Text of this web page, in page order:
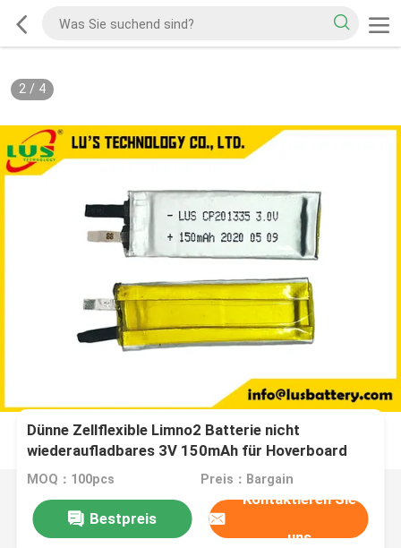
2/ 4
Dünne Zellflexible Limno2 Batterie nicht
wiederaufladbares 3V 150mAh für Hoverboard
CP201335
MOQ：100pcs Preis：Bargain
Bestpreis
Kontaktieren Sie
uns